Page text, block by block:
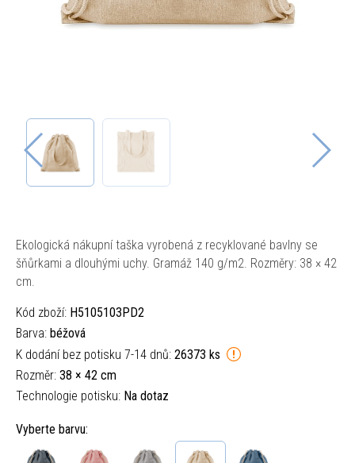
Ekologická nákupní taška vyrobená z recyklované bavlny se
šňůrkami a dlouhými uchy. Gramáž 140 g/m2. Rozměry: 38 × 42
cm.
Kód zboží: H5105103PD2
Barva: béžová
K dodání bez potisku 7-14 dnů: 26373 ks
Rozměr: 38 × 42 cm
Technologie potisku: Na dotaz
Vyberte barvu: